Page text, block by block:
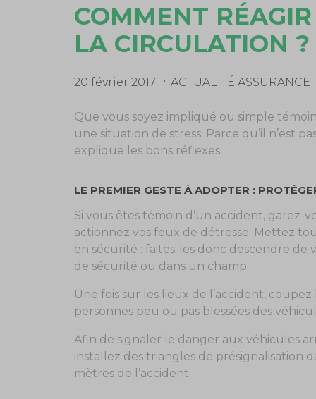
COMMENT
LA CIRCULATION ?
20 février 2017 ACTUALITÉ ASSURANCE
Que vous soyez impliqué ou simple
une situation de stress. Parce qu’il n’est
explique les bons réflexes.
LE PREMIER GESTE À ADOPTER :
Si vous êtes témoin d’un accident, garez-
actionnez vos feux de détresse. Mettez
en sécurité : faites-les donc descendre
de sécurité ou dans un champ.
Une fois sur les lieux de l’accident,
personnes peu ou pas blessées des
Afin de signaler le danger aux véhicules
installez des triangles de présignalisation
mètres de l’accident